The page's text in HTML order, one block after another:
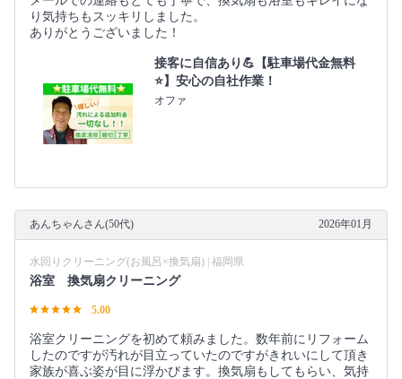
り気持ちもスッキリしました。
ありがとうございました！
接客に自信あり💪【駐車場代金無料
⭐️】安心の自社作業！
オファ
あんちゃんさん(50代) 2026年01月
水回りクリーニング(お風呂×換気扇) | 福岡県
浴室 換気扇クリーニング
5.00
浴室クリーニングを初めて頼みました。数年前にリフォーム
したのですが汚れが目立っていたのですがきれいにして頂き
家族が喜ぶ姿が目に浮かびます。換気扇もしてもらい、気持